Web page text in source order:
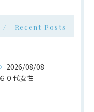
Recent Posts
2026/08/08
６０代女性